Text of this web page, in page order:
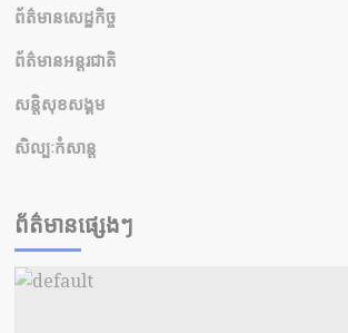
ព័ត៌មានសេដ្ឋកិច្ច
ព័ត៌មានអន្តរជាតិ
សន្តិសុខសង្គម
សិល្បៈកំសាន្ត
ព័ត៌មានផ្សេងៗ